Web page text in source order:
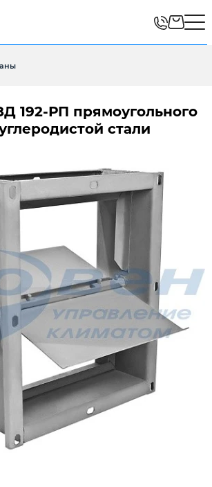
192-РП прямоугольного
стали